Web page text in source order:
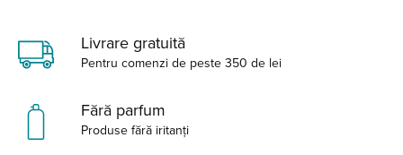
Livrare gratuită
Pentru comenzi de peste 350 de lei
Fără parfum
Produse fără iritanți